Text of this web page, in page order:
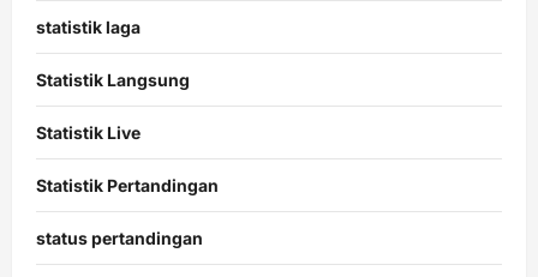
statistik laga
Statistik Langsung
Statistik Live
Statistik Pertandingan
status pertandingan